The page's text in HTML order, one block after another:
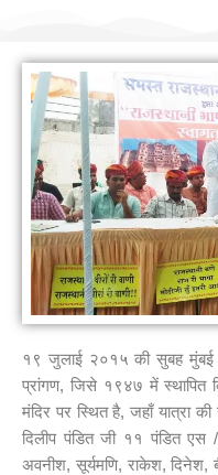
१९ जुलाई २०१५ की सुबह मुंबई
प्रांगण, जिसे १९४७ में स्थापित
मंदिर पर स्थित है, जहाँ यात्रा
दिलीप पंडित जी ११ पंडित
अवनीश, सूर्यमणि, राकेश, दिनेश,